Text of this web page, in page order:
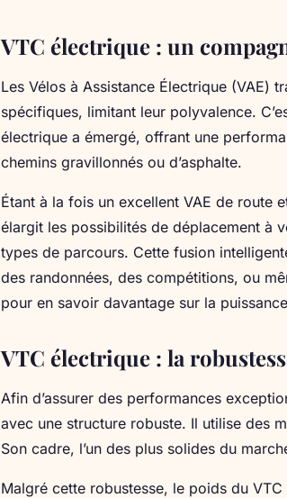
VTC électrique : un
Les Vélos à Assistance Électrique (VAE)
spécifiques, limitant leur polyvalence.
électrique a émergé, offrant une
chemins gravillonnés ou d’asphalte.
Étant à la fois un excellent VAE de route
élargit les possibilités de déplacement à
types de parcours. Cette fusion
des randonnées, des compétitions, ou
pour en savoir davantage sur la
VTC électrique : la
Afin d’assurer des performances
avec une structure robuste. Il utilise des
Son cadre, l’un des plus solides du
Malgré cette robustesse, le poids du